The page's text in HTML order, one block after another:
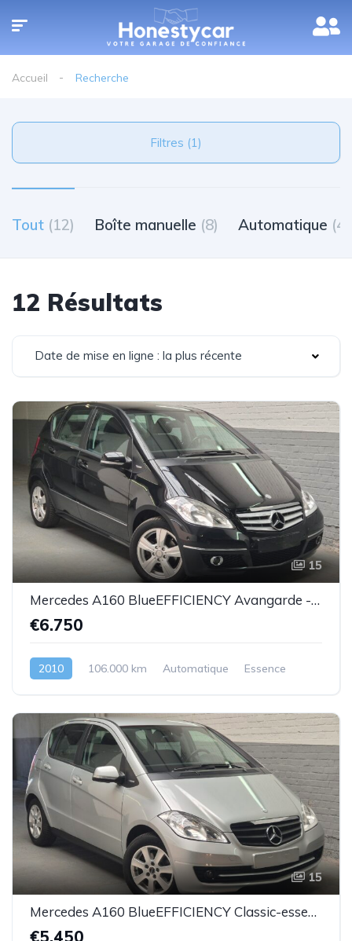
Accueil Recherche
Filtres (1)
Tout (12) Boîte manuelle (8) Automatique (4)
12 Résultats
Date de mise en ligne : la plus récente
15
Mercedes A160 BlueEFFICIENCY Avangarde -essence euro 5-2010-106.000km-Top état -Garantie
€6.750
2010 106.000 km Automatique Essence
15
Mercedes A160 BlueEFFICIENCY Classic-essence -2009-110.000km-Top état
€5.450